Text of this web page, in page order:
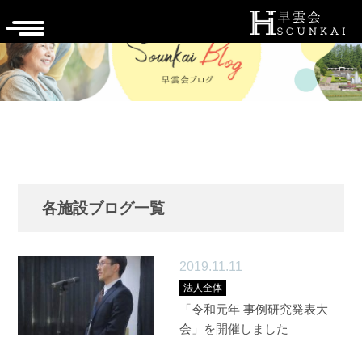
各施設ブログ一覧
2019.11.11
法人全体
「令和元年 事例研究発表大
会」を開催しました